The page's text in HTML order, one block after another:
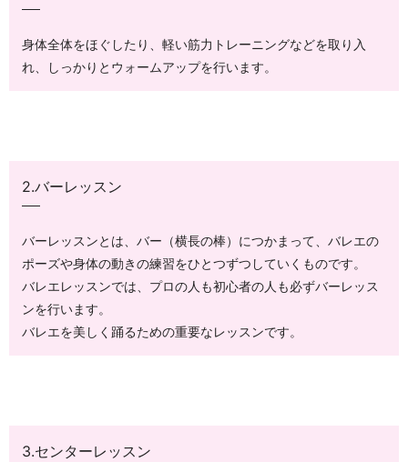
身体全体をほぐしたり、軽い筋力トレーニングなどを取り入
れ、しっかりとウォームアップを行います。
2.バーレッスン
バーレッスンとは、バー（横長の棒）につかまって、バレエの
ポーズや身体の動きの練習をひとつずつしていくものです。
バレエレッスンでは、プロの人も初心者の人も必ずバーレッス
ンを行います。
バレエを美しく踊るための重要なレッスンです。
3.センターレッスン